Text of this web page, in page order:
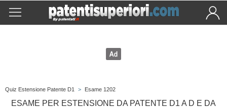
Quiz Estensione Patente D1 > Esame 1202
ESAME PER ESTENSIONE DA PATENTE D1 A D E DA